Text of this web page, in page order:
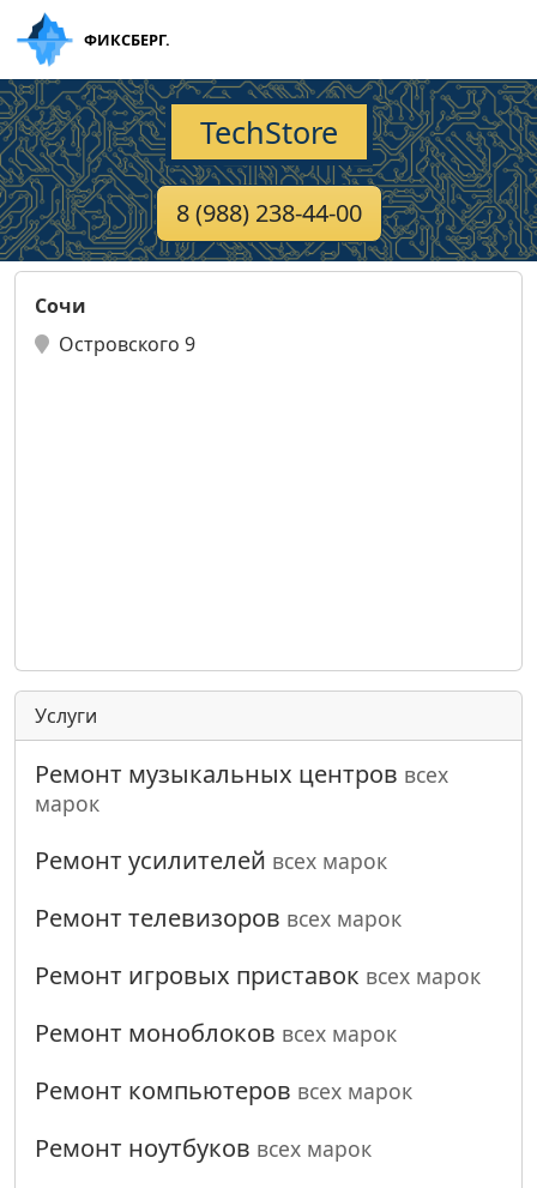
ФИКСБЕРГ.
TechStore
8 (988) 238-44-00
Сочи
Островского 9
Услуги
Ремонт музыкальных центров всех
марок
Ремонт усилителей всех марок
Ремонт телевизоров всех марок
Ремонт игровых приставок всех марок
Ремонт моноблоков всех марок
Ремонт компьютеров всех марок
Ремонт ноутбуков всех марок